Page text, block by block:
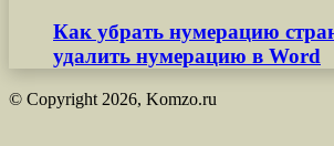
Как убрать нумерацию
удалить нумерацию в Word
© Copyright 2026, Komzo.ru